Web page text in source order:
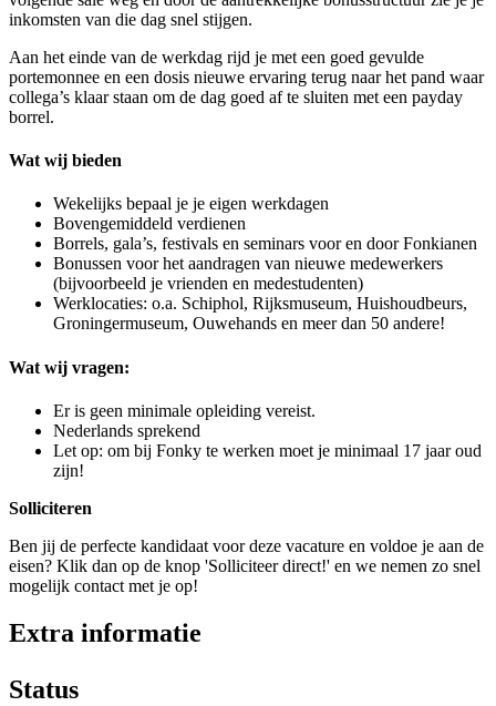
inkomsten van die dag snel stijgen.
Aan het einde van de werkdag rijd je met een goed gevulde
portemonnee en een dosis nieuwe ervaring terug naar het pand waar
collega’s klaar staan om de dag goed af te sluiten met een payday
borrel.
Wat wij bieden
Wekelijks bepaal je je eigen werkdagen
Bovengemiddeld verdienen
Borrels, gala’s, festivals en seminars voor en door Fonkianen
Bonussen voor het aandragen van nieuwe medewerkers
(bijvoorbeeld je vrienden en medestudenten)
Werklocaties: o.a. Schiphol, Rijksmuseum, Huishoudbeurs,
Groningermuseum, Ouwehands en meer dan 50 andere!
Wat wij vragen:
Er is geen minimale opleiding vereist.
Nederlands sprekend
Let op: om bij Fonky te werken moet je minimaal 17 jaar oud
zijn!
Solliciteren
Ben jij de perfecte kandidaat voor deze vacature en voldoe je aan de
eisen? Klik dan op de knop 'Solliciteer direct!' en we nemen zo snel
mogelijk contact met je op!
Extra informatie
Status